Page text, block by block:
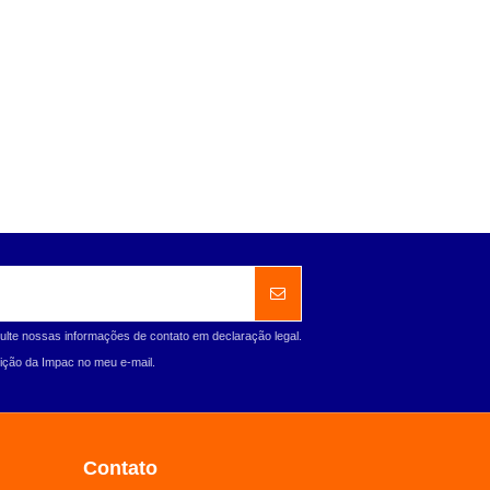
nossas informações de contato em declaração legal.
da Impac no meu e-mail.
Contato